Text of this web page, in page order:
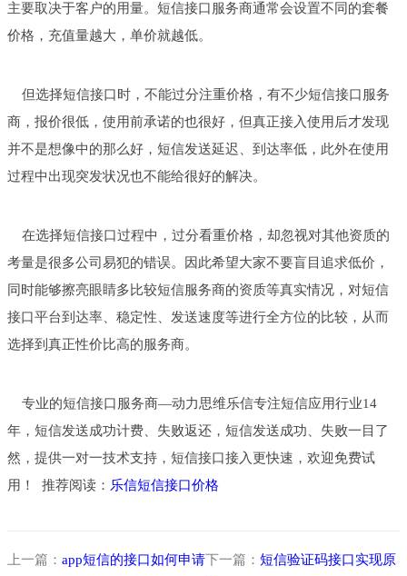
主要取决于客户的用量。短信接口服务商通常会设置不同的套餐
价格，充值量越大，单价就越低。
但选择短信接口时，不能过分注重价格，有不少短信接口服务
商，报价很低，使用前承诺的也很好，但真正接入使用后才发现
并不是想像中的那么好，短信发送延迟、到达率低，此外在使用
过程中出现突发状况也不能给很好的解决。
在选择短信接口过程中，过分看重价格，却忽视对其他资质的
考量是很多公司易犯的错误。因此希望大家不要盲目追求低价，
同时能够擦亮眼睛多比较短信服务商的资质等真实情况，对短信
接口平台到达率、稳定性、发送速度等进行全方位的比较，从而
选择到真正性价比高的服务商。
专业的短信接口服务商—动力思维乐信专注短信应用行业14
年，短信发送成功计费、失败返还，短信发送成功、失败一目了
然，提供一对一技术支持，短信接口接入更快速，欢迎免费试
用！ 推荐阅读： 乐信短信接口价格
上一篇： app短信的接口如何申请下一篇： 短信验证码接口实现原